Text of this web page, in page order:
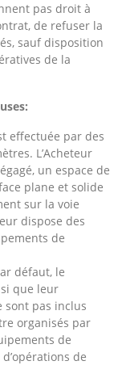
pas droit à
de refuser la
sauf disposition
de la
effectuée par des
L’Acheteur
un espace de
plane et solide
sur la voie
dispose des
de
défaut, le
que leur
sont pas inclus
organisés par
de
de